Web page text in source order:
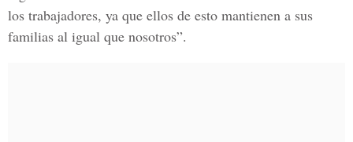
los trabajadores, ya que ellos de esto mantienen a sus
familias al igual que nosotros”.